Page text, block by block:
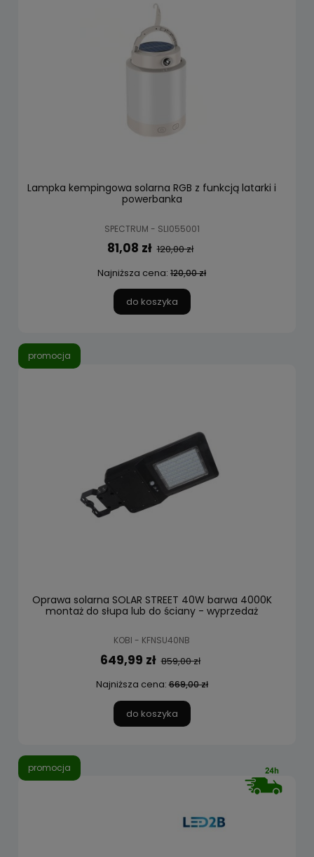
Lampka kempingowa solarna RGB z funkcją latarki i
powerbanka
SPECTRUM - SLI055001
81,08 zł 120,00 zł
Najniższa cena: 120,00 zł
do koszyka
Oprawa solarna SOLAR STREET 40W barwa 4000K
montaż do słupa lub do ściany - wyprzedaż
KOBI - KFNSU40NB
649,99 zł 859,00 zł
Najniższa cena:669,00 zł
do koszyka
promocja
promocja